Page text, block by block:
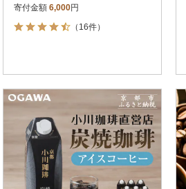
寄付金額 6,000円
（16件）